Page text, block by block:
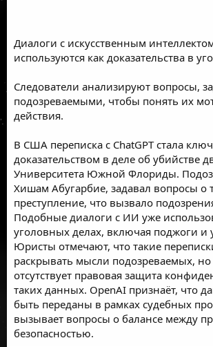
Диалоги с искусственным
используются как доказательства в
Следователи анализируют вопросы,
подозреваемыми, чтобы понять их
действия.
В США переписка с ChatGPT стала
доказательством в деле об убийстве
Университета Южной Флориды.
Хишам Абугарбие, задавал вопросы о
преступление, что вызвало
Подобные диалоги с ИИ уже
уголовных делах, включая поджоги и
Юристы отмечают, что такие
раскрывать мысли подозреваемых, но
отсутствует правовая защита
таких данных. OpenAI признаёт, что
быть переданы в рамках судебных
вызывает вопросы о балансе между
безопасностью.